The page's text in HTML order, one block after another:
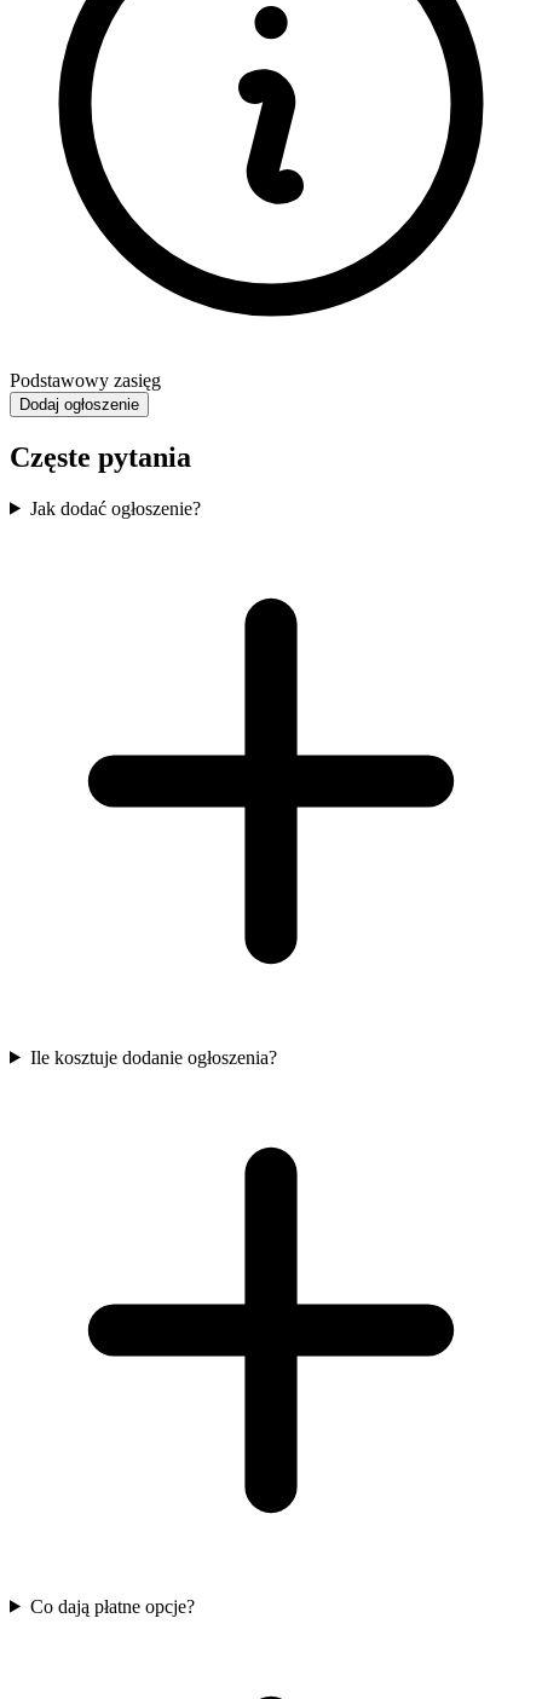
Podstawowy zasięg
Dodaj ogłoszenie
Częste pytania
Jak dodać ogłoszenie?
Ile kosztuje dodanie ogłoszenia?
Co dają płatne opcje?